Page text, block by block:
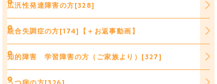
広汎性発達障害の方[328]
統合失調症の方[174]【＋お返事動画】
知的障害 学習障害の方（ご家族より）[327]